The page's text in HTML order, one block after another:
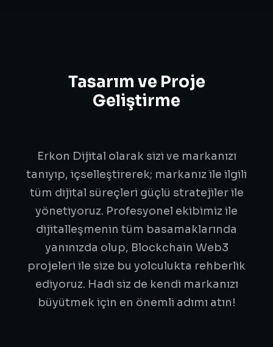
Tasarım ve Proje
Geliştirme
Erkon Dijital olarak sizi ve markanızı
tanıyıp, içselleştirerek; markanız ile ilgili
tüm dijital süreçleri güçlü stratejiler ile
yönetiyoruz. Profesyonel ekibimiz ile
dijitalleşmenin tüm basamaklarında
yanınızda olup, Blockchain Web3
projeleri ile size bu yolculukta rehberlik
ediyoruz. Hadi siz de kendi markanızı
büyütmek için en önemli adımı atın!